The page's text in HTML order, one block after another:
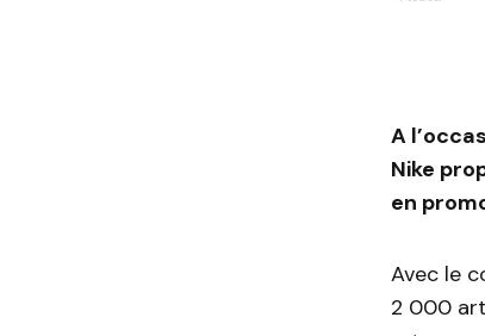
A
Nike
en
Avec le
2 000